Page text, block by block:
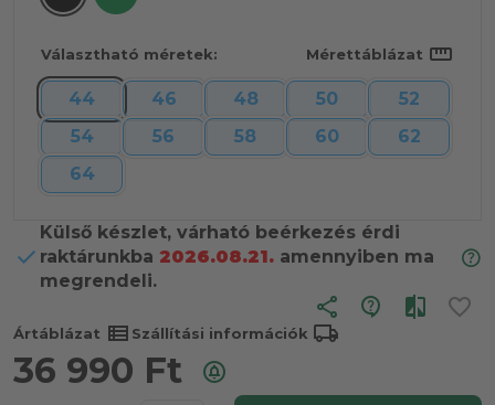
Választható méretek: Mérettáblázat straighten
44 46 48 50
52
54
56 58 60
62
64
Külső készlet, várható beérkezés érdi
raktárunkba 2026.08.21. amennyiben ma
megrendeli.
share
Ártáblázat view_list Szállítási információk local_shipping
36 990 Ft